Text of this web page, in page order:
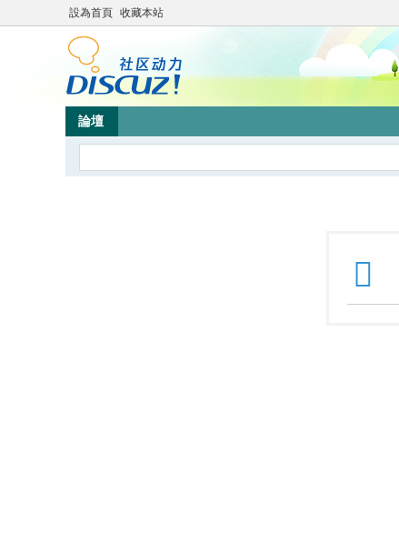
設為首頁 收藏本站
論壇